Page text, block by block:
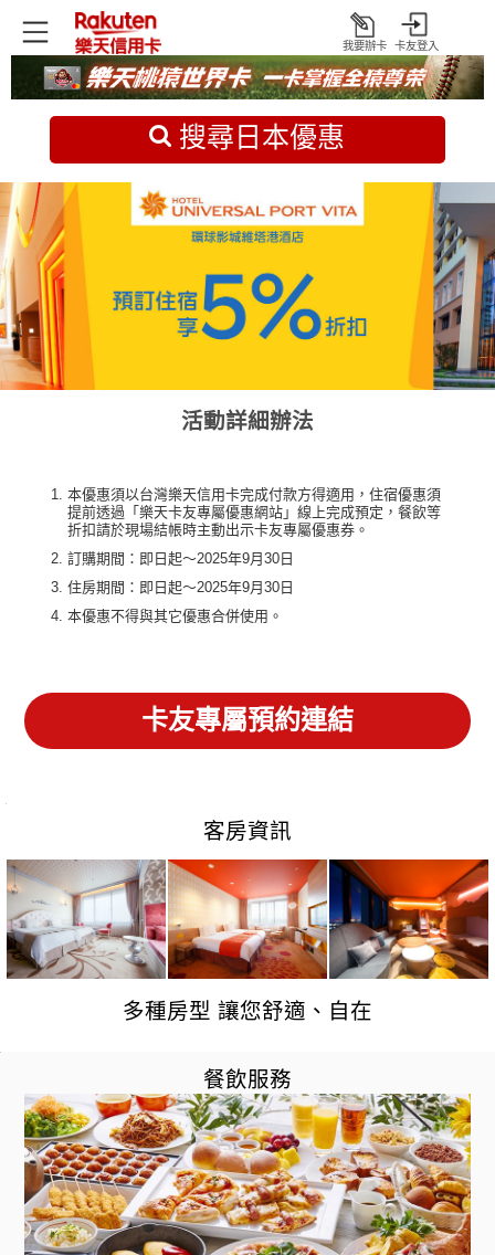
打
我要辦卡 卡友登入
首頁 日本旅遊優惠
搜尋日本優惠
活動詳細辦法
本優惠須以台灣樂天信用卡完成付款方得適用，住宿優惠須
提前透過「樂天卡友專屬優惠網站」線上完成預定，餐飲等
折扣請於現場結帳時主動出示卡友專屬優惠券。
訂購期間：即日起～2025年9月30日
住房期間：即日起～2025年9月30日
本優惠不得與其它優惠合併使用。
卡友專屬預約連結
客房資訊
多種房型 讓您舒適、自在
餐飲服務